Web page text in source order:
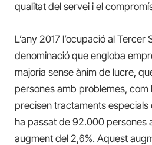
qualitat del servei i el
L’any 2017 l’ocupació al Tercer
denominació que engloba
majoria sense ànim de lucre,
persones amb problemes,
precisen tractaments especials
ha passat de 92.000 persones
augment del 2,6%. Aquest